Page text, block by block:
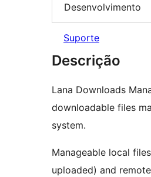
Desenvolvimento
Suporte
Descrição
Lana Downloads
downloadable files
system.
Manageable local
uploaded) and